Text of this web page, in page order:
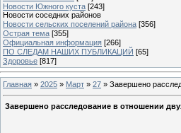
Новости Южного куста [243]
Новости соседних районов
Новости сельских поселений района [356]
Острая тема [355]
Официальная информация [266]
ПО СЛЕДАМ НАШИХ ПУБЛИКАЦИЙ [65]
Здоровье [817]
Главная » 2025 » Март » 27 » Завершено
Завершено расследование в отношении